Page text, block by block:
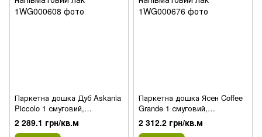
Паркетна дошка Дуб Askania
Piccolo 1 смуговий,
напівматовий лак
2 289.1 грн/кв.м
Паркетна дошка Ясен Coffee
Grande 1 смуговий,
напівматовий лак
2 312.2 грн/кв.м